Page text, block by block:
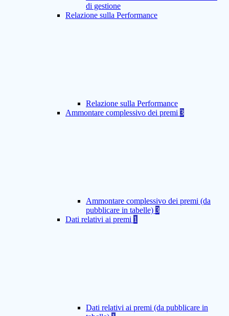
di gestione
Relazione sulla Performance
Relazione sulla Performance
Ammontare complessivo dei premi 3
Ammontare complessivo dei premi (da
pubblicare in tabelle) 3
Dati relativi ai premi 1
Dati relativi ai premi (da pubblicare in